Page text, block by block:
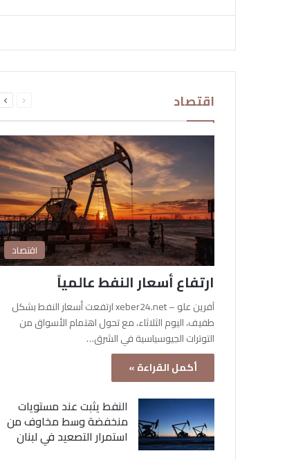
اقتصاد الصفحةالصفحة
اقتصاد
ارتفاع أسعار النفط عالمياً
آفرين علو – xeber24.net ارتفعت أسعار النفط بشكل
طفيف، اليوم الثلاثاء، مع تحول اهتمام الأسواق من
التوترات الجيوسياسية في الشرق…
أكمل القراءة »
النفط يثبت عند مستويات
منخفضة وسط مخاوف من
استمرار التصعيد في لبنان